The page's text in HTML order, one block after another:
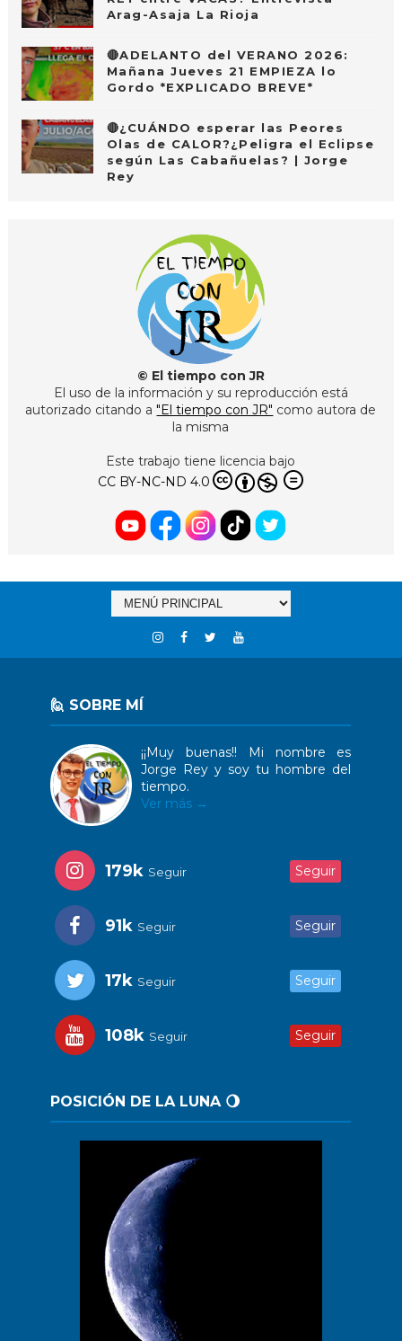
Arag-Asaja La Rioja
🔴ADELANTO del VERANO 2026:
Mañana Jueves 21 EMPIEZA lo
Gordo *EXPLICADO BREVE*
🔴¿CUÁNDO esperar las Peores
Olas de CALOR?¿Peligra el Eclipse
según Las Cabañuelas? | Jorge
Rey
© El tiempo con JR
El uso de la información y su reproducción está
autorizado citando a "El tiempo con JR" como autora de
la misma
Este trabajo tiene licencia bajo
CC BY-NC-ND 4.0
🙋 SOBRE MÍ
¡¡Muy buenas!! Mi nombre es
Jorge Rey y soy tu hombre del
tiempo.
Ver más →
179k Seguir Seguir
91k Seguir Seguir
17k Seguir Seguir
108k Seguir Seguir
POSICIÓN DE LA LUNA 🌖